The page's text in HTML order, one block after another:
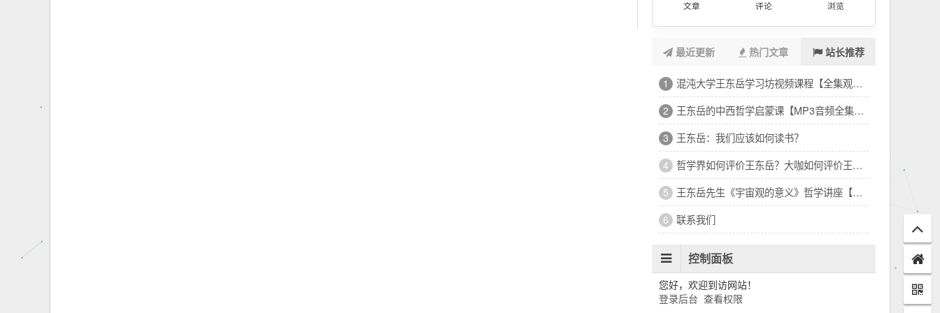
文章 评论 浏览
最近更新 热门文章 站长推荐
1 混沌大学王东岳学习坊视频课程【全集观看下载】
2 王东岳的中西哲学启蒙课【MP3音频全集收听下载】
3 王东岳：我们应该如何读书？
4 哲学界如何评价王东岳？大咖如何评价王东岳？
5 王东岳先生《宇宙观的意义》哲学讲座【视频】
6 联系我们
控制面板
您好，欢迎到访网站！
登录后台 查看权限